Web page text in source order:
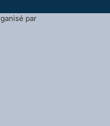
par